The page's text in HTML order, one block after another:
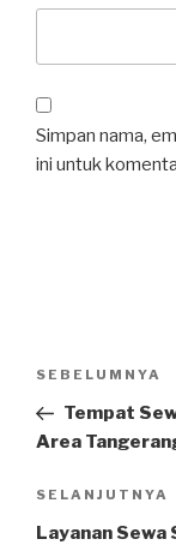
Simpan nama,
ini untuk
Navigasi
Pos
Sebelumnya
SEBELUMNYA
Tempat
Area
Pos
Selanjutnya
SELANJUTNYA
Layanan Sewa